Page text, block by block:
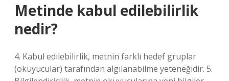
Metinde kabul edilebilirlik
nedir?
4. Kabul edilebilirlik, metnin farklı hedef gruplar
(okuyucular) tarafından algılanabilme yeteneğidir. 5.